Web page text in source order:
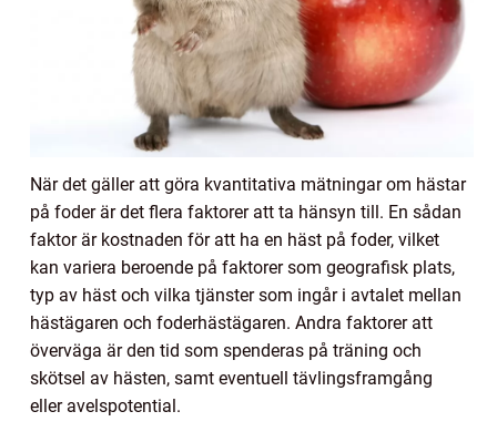
När det gäller att göra kvantitativa mätningar om hästar
på foder är det flera faktorer att ta hänsyn till. En sådan
faktor är kostnaden för att ha en häst på foder, vilket
kan variera beroende på faktorer som geografisk plats,
typ av häst och vilka tjänster som ingår i avtalet mellan
hästägaren och foderhästägaren. Andra faktorer att
överväga är den tid som spenderas på träning och
skötsel av hästen, samt eventuell tävlingsframgång
eller avelspotential.